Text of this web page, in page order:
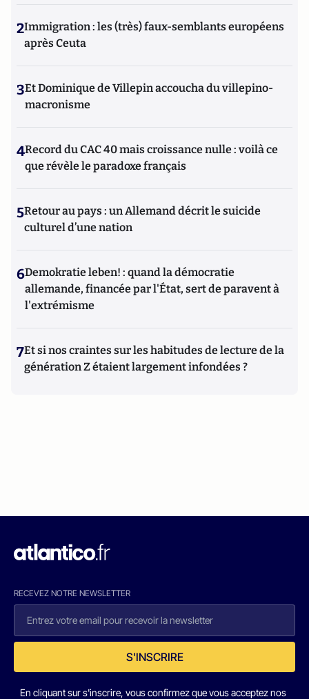
2Immigration : les (très) faux-semblants européens
après Ceuta
3Et Dominique de Villepin accoucha du villepino-
macronisme
4Record du CAC 40 mais croissance nulle : voilà ce
que révèle le paradoxe français
5Retour au pays : un Allemand décrit le suicide
culturel d’une nation
6Demokratie leben! : quand la démocratie
allemande, financée par l'État, sert de paravent à
l'extrémisme
7Et si nos craintes sur les habitudes de lecture de la
génération Z étaient largement infondées ?
RECEVEZ NOTRE NEWSLETTER
S'INSCRIRE
En cliquant sur s'inscrire, vous confirmez que vous acceptez nos